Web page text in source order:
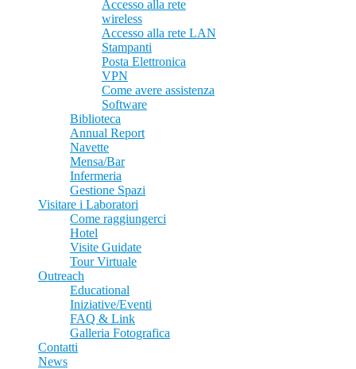
Accesso alla rete
wireless
Accesso alla rete LAN
Stampanti
Posta Elettronica
VPN
Come avere assistenza
Software
Biblioteca
Annual Report
Navette
Mensa/Bar
Infermeria
Gestione Spazi
Visitare i Laboratori
Come raggiungerci
Hotel
Visite Guidate
Tour Virtuale
Outreach
Educational
Iniziative/Eventi
FAQ & Link
Galleria Fotografica
Contatti
News